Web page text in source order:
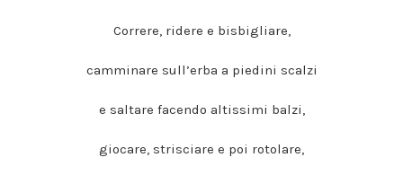
Correre, ridere e bisbigliare,
camminare sull’erba a piedini scalzi
e saltare facendo altissimi balzi,
giocare, strisciare e poi rotolare,